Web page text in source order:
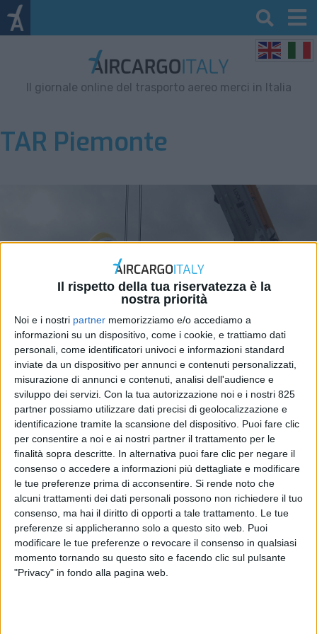
Il rispetto della tua riservatezza è la
nostra priorità
Noi e i nostri partner memorizziamo e/o accediamo a
informazioni su un dispositivo, come i cookie, e trattiamo dati
personali, come identificatori univoci e informazioni standard
inviate da un dispositivo per annunci e contenuti personalizzati,
misurazione di annunci e contenuti, analisi dell'audience e
sviluppo dei servizi. Con la tua autorizzazione noi e i nostri 825
partner possiamo utilizzare dati precisi di geolocalizzazione e
identificazione tramite la scansione del dispositivo. Puoi fare clic
per consentire a noi e ai nostri partner il trattamento per le
finalità sopra descritte. In alternativa puoi fare clic per negare il
consenso o accedere a informazioni più dettagliate e modificare
le tue preferenze prima di acconsentire. Si rende noto che
alcuni trattamenti dei dati personali possono non richiedere il tuo
consenso, ma hai il diritto di opporti a tale trattamento. Le tue
preferenze si applicheranno solo a questo sito web. Puoi
modificare le tue preferenze o revocare il consenso in qualsiasi
momento tornando su questo sito e facendo clic sul pulsante
"Privacy" in fondo alla pagina web.
Il giornale online del trasporto aereo merci in Italia
TAR Piemonte
Genova celebra l’atterraggio
di un Antonov per una
spedizione di Ansaldo Energia
ITALIA 7 MARZO 2018